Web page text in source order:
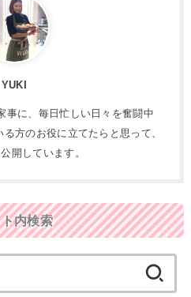
YUKI
事に、毎日忙しい日々を奮闘中
方のお役に立てたらと思って、
開しています。
内検索
索: